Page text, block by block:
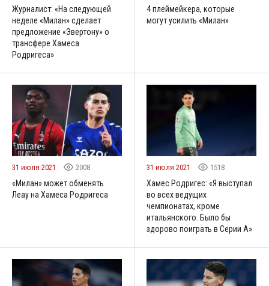
Журналист: «На следующей
неделе «Милан» сделает
предложение «Эвертону» о
трансфере Хамеса
Родригеса»
4 плеймейкера, которые
могут усилить «Милан»
31 июля 2021 2008
«Милан» может обменять
Леау на Хамеса Родригеса
31 июля 2021 1518
Хамес Родригес: «Я выступал
во всех ведущих
чемпионатах, кроме
итальянского. Было бы
здорово поиграть в Серии А»